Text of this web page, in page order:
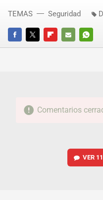
FACEBOOKTWITTERFLIPBOARD
E-
TEMAS Seguridad
Comentarios
VER